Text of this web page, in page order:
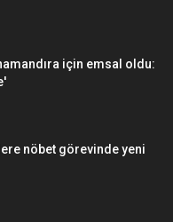
için emsal oldu:
nöbet görevinde yeni